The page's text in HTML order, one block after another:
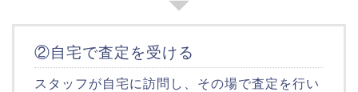
②自宅で査定を受ける
スタッフが自宅に訪問し、その場で査定を行い